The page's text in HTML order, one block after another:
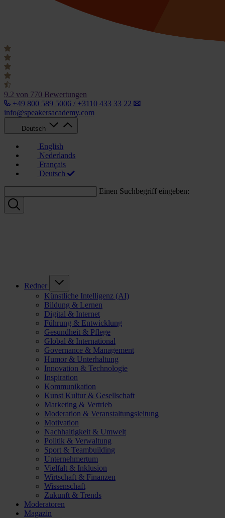
9.2 von 770 Bewertungen
+49 800 589 5006 / +3110 433 33 22
info@speakersacademy.com
Deutsch
English
Nederlands
Français
Deutsch
Einen Suchbegriff eingeben:
Redner
Künstliche Intelligenz (AI)
Bildung & Lernen
Digital & Internet
Führung & Entwicklung
Gesundheit & Pflege
Global & International
Governance & Management
Humor & Unterhaltung
Innovation & Technologie
Inspiration
Kommunikation
Kunst Kultur & Gesellschaft
Marketing & Vertrieb
Moderation & Veranstaltungsleitung
Motivation
Nachhaltigkeit & Umwelt
Politik & Verwaltung
Sport & Teambuilding
Unternehmertum
Vielfalt & Inklusion
Wirtschaft & Finanzen
Wissenschaft
Zukunft & Trends
Moderatoren
Magazin